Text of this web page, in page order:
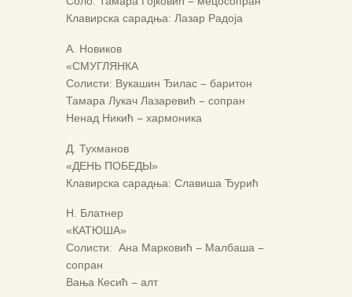
Клавирска сарадња: Лазар Радоја
А. Новиков
«СМУГЛЯНКА
Солисти: Вукашин Ђилас – баритон
Тамара Лукач Лазаревић – сопран
Ненад Никић – хармоника
Д. Тухманов
«ДЕНЬ ПОБЕДЫ»
Клавирска сарадња: Славиша Ђурић
Н. Блатнер
«КАТЮША»
Солисти: Ана Марковић – Малбаша –
сопран
Вања Кесић – алт